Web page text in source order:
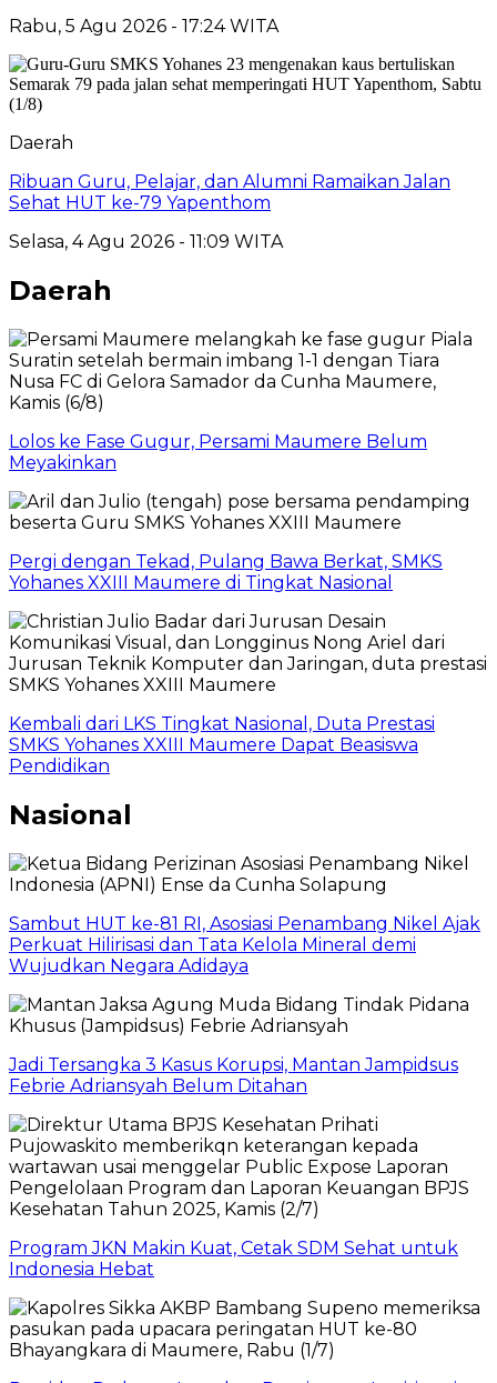
Rabu, 5 Agu 2026 - 17:24 WITA
Daerah
Ribuan Guru, Pelajar, dan Alumni Ramaikan Jalan
Sehat HUT ke-79 Yapenthom
Selasa, 4 Agu 2026 - 11:09 WITA
Daerah
Lolos ke Fase Gugur, Persami Maumere Belum
Meyakinkan
Pergi dengan Tekad, Pulang Bawa Berkat, SMKS
Yohanes XXIII Maumere di Tingkat Nasional
Kembali dari LKS Tingkat Nasional, Duta Prestasi
SMKS Yohanes XXIII Maumere Dapat Beasiswa
Pendidikan
Nasional
Sambut HUT ke-81 RI, Asosiasi Penambang Nikel Ajak
Perkuat Hilirisasi dan Tata Kelola Mineral demi
Wujudkan Negara Adidaya
Jadi Tersangka 3 Kasus Korupsi, Mantan Jampidsus
Febrie Adriansyah Belum Ditahan
Program JKN Makin Kuat, Cetak SDM Sehat untuk
Indonesia Hebat